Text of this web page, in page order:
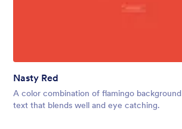
Nasty Red
A color combination of flamingo
text that blends well and eye catching.